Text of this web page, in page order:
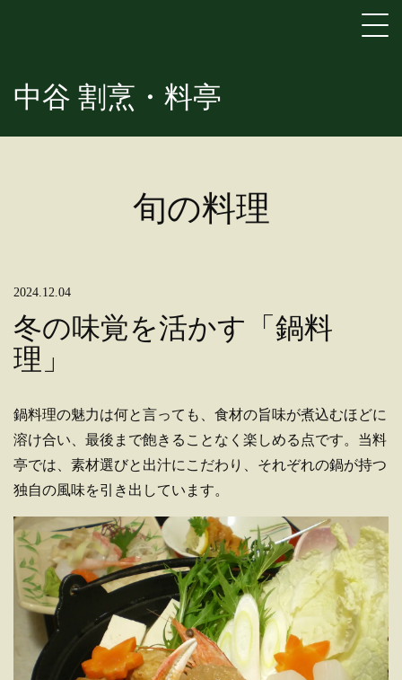
中谷 割烹・料亭
旬の料理
2024.12.04
冬の味覚を活かす「鍋料
理」
鍋料理の魅力は何と言っても、食材の旨味が煮込むほどに
溶け合い、最後まで飽きることなく楽しめる点です。当料
亭では、素材選びと出汁にこだわり、それぞれの鍋が持つ
独自の風味を引き出しています。